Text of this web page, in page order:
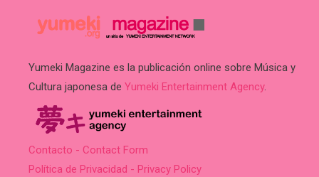
Yumeki Magazine es la publicación online sobre Música y
Cultura japonesa de Yumeki Entertainment Agency.
Contacto - Contact Form
Política de Privacidad - Privacy Policy